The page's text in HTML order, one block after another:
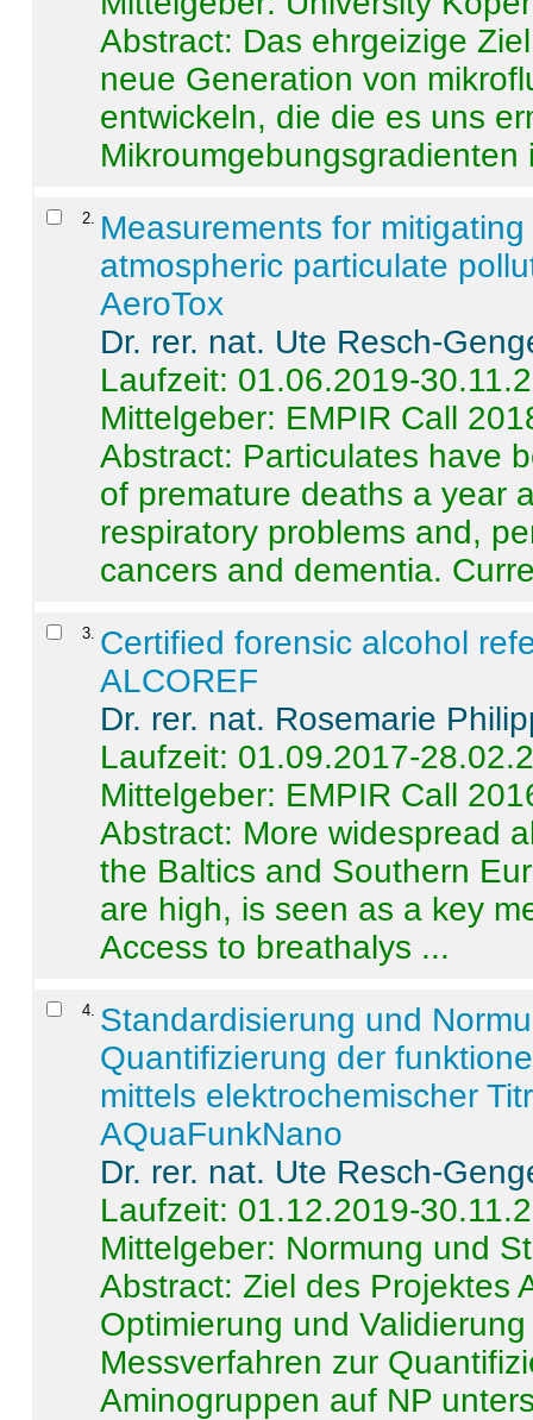
Abstract: Das ehrgeizige
neue Generation von
entwickeln, die die es uns
Mikroumgebungsgradienten
2
Measurements for
atmospheric particulate
AeroTox
Dr. rer. nat. Ute Resch-
Laufzeit: 01.06.2019-
Mittelgeber: EMPIR Call
Abstract: Particulates have
of premature deaths a year
respiratory problems and,
cancers and dementia.
3 Certified forensic alcohol
ALCOREF
Dr. rer. nat. Rosemarie
Laufzeit: 01.09.2017-
Mittelgeber: EMPIR Call
Abstract: More widespread
the Baltics and Southern
are high, is seen as a key
Access to breathalys ...
4 Standardisierung und
Quantifizierung der
mittels elektrochemischer
AQuaFunkNano
Dr. rer. nat. Ute Resch-
Laufzeit: 01.12.2019-
Mittelgeber: Normung und
Abstract:Ziel des Projektes
Optimierung und
Messverfahren zur
Aminogruppen auf NP